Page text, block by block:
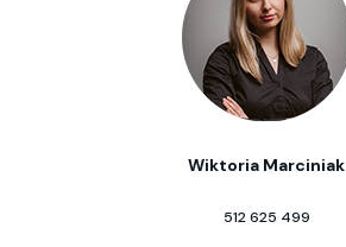
Wiktoria Marciniak
512 625 499